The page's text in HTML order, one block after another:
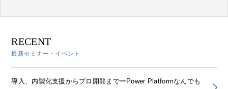
RECENT
最新セミナー・イベント
導入、内製化支援からプロ開発までーPower Platformなんでも